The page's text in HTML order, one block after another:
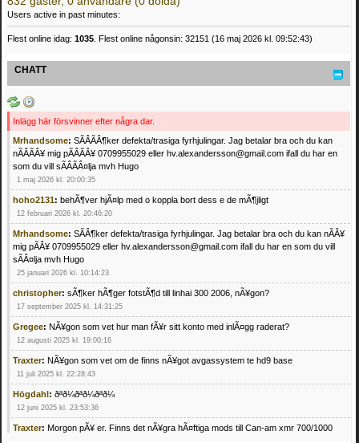
Users active in past minutes:
Flest online idag: 1035 . Flest online någonsin: 32151 (16 maj 2026 kl. 09:52:43)
CHATT
Inlägg här försvinner efter några dar.
Mrhandsome: SÃÂÃÂ¶ker defekta/trasiga fyrhjulingar. Jag betalar bra och du kan
nÃÂÃÂ¥ mig pÃÂÃÂ¥ 0709955029 eller hv.alexandersson@gmail.com ifall du har en
som du vill sÃÂÃÂ¤lja mvh Hugo
1 maj 2026 kl. 20:00:35
hoho2131: behÃ¶ver hjÃ¤lp med o koppla bort dess e de mÃ¶jligt
12 februari 2026 kl. 20:46:20
Mrhandsome: SÃÂ¶ker defekta/trasiga fyrhjulingar. Jag betalar bra och du kan nÃÂ¥
mig pÃÂ¥ 0709955029 eller hv.alexandersson@gmail.com ifall du har en som du vill
sÃÂ¤lja mvh Hugo
25 januari 2026 kl. 10:14:23
christopher: sÃ¶ker hÃ¶ger fotstÃ¶d till linhai 300 2006, nÃ¥gon?
17 september 2025 kl. 14:31:25
Gregee: NÃ¥gon som vet hur man fÃ¥r sitt konto med inlÃ¤gg raderat?
12 augusti 2025 kl. 19:00:16
Traxter: NÃ¥gon som vet om de finns nÃ¥got avgassystem te hd9 base
11 juli 2025 kl. 22:28:43
Högdahl : ðªð¼ðªð¼ðªð¼
12 juni 2025 kl. 23:53:36
Traxter: Morgon pÃ¥ er. Finns det nÃ¥gra hÃ¤ftiga mods till Can-am xmr 700/1000